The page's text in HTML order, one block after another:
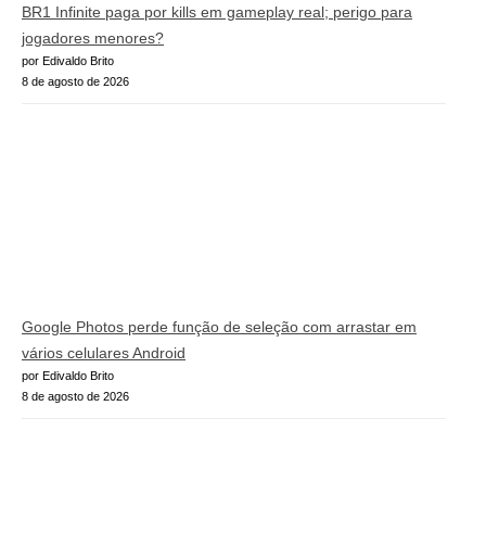
BR1 Infinite paga por kills em gameplay real; perigo para
jogadores menores?
por Edivaldo Brito
8 de agosto de 2026
Google Photos perde função de seleção com arrastar em
vários celulares Android
por Edivaldo Brito
8 de agosto de 2026